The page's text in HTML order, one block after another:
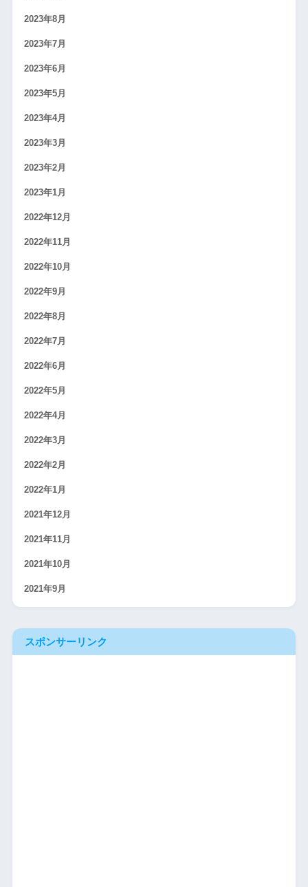
2023年8月
2023年7月
2023年6月
2023年5月
2023年4月
2023年3月
2023年2月
2023年1月
2022年12月
2022年11月
2022年10月
2022年9月
2022年8月
2022年7月
2022年6月
2022年5月
2022年4月
2022年3月
2022年2月
2022年1月
2021年12月
2021年11月
2021年10月
2021年9月
スポンサーリンク